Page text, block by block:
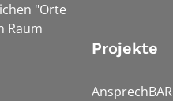
"Orte
Raum
Projekte
AnsprechBAR